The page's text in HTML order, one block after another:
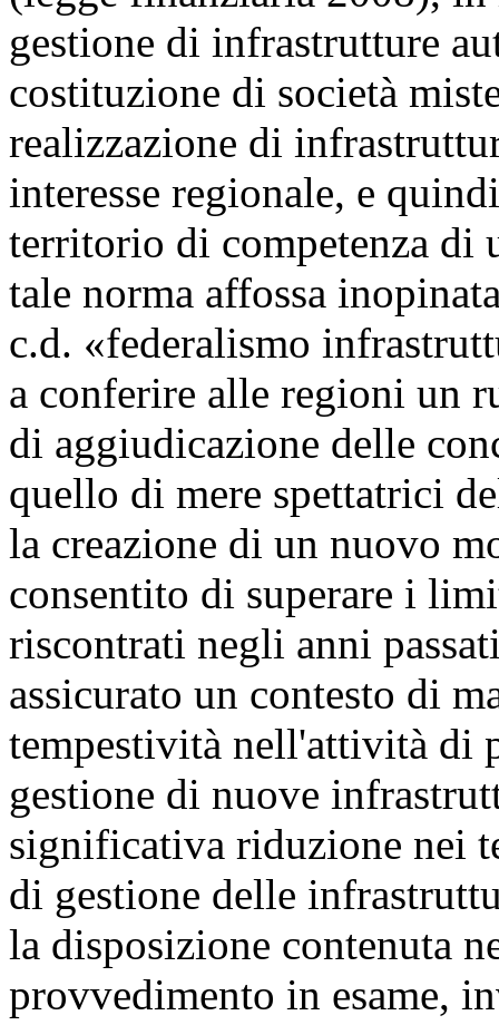
gestione di infrastrutture
costituzione di società
realizzazione di
interesse regionale, e
territorio di competenza di
tale norma affossa
c.d. «federalismo
a conferire alle regioni un
di aggiudicazione delle
quello di mere spettatrici
la creazione di un nuovo
consentito di superare i
riscontrati negli anni
assicurato un contesto di
tempestività nell'attività di
gestione di nuove
significativa riduzione nei
di gestione delle
la disposizione contenuta
provvedimento in esame,